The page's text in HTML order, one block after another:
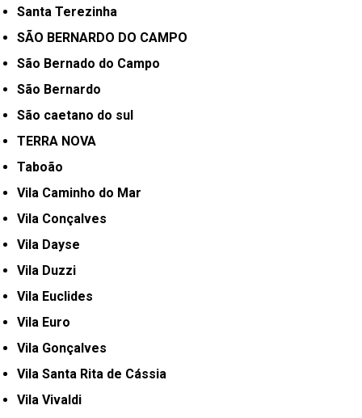
Santa Terezinha
SÃO BERNARDO DO CAMPO
São Bernado do Campo
São Bernardo
São caetano do sul
TERRA NOVA
Taboão
Vila Caminho do Mar
Vila Conçalves
Vila Dayse
Vila Duzzi
Vila Euclides
Vila Euro
Vila Gonçalves
Vila Santa Rita de Cássia
Vila Vivaldi